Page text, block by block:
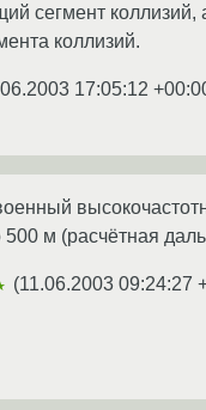
сегмент коллизий,
коллизий.
17:05:12
м (расчётная
(11.06.2003 09:24:27